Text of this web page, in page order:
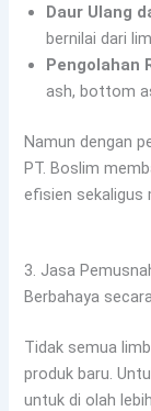
Daur Ulang
bernilai dari
Pengolahan
ash, bottom
Namun dengan
PT. Boslim
efisien sekaligus
3. Jasa
Berbahaya
Tidak semua
produk baru.
untuk di olah